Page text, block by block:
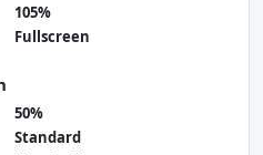
105%
Fullscreen
50%
Standard